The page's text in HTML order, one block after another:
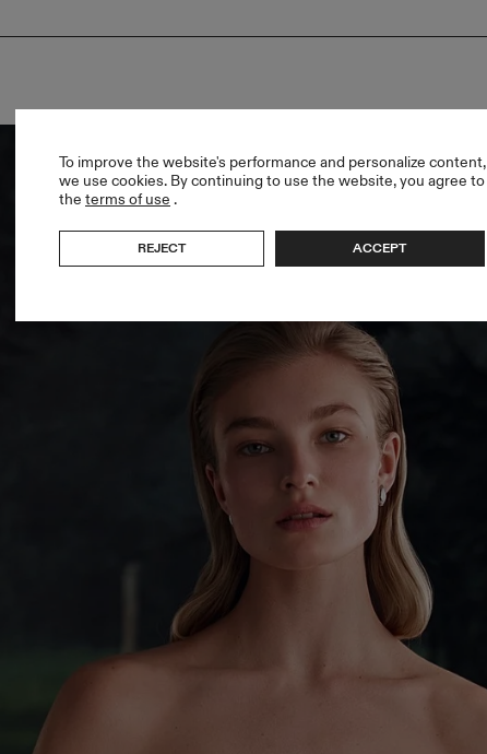
To improve the website's performance and personalize content,
we use cookies. By continuing to use the website, you agree to
the terms of use .
REJECT ACCEPT